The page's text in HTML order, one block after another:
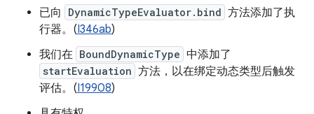
已向
DynamicTypeEvaluator.bind 方法添加了执
行器。(I346ab)
我们在 BoundDynamicType 中添加了
startEvaluation 方法，以在绑定动态类型后触发
评估。(I19908)